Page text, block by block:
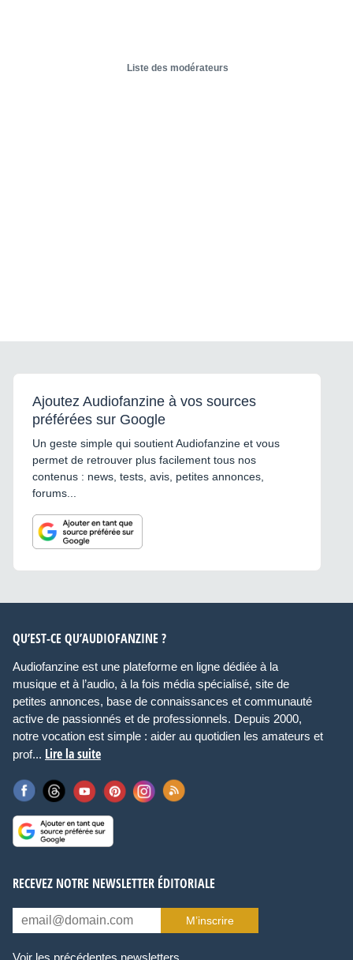
Liste des modérateurs
Ajoutez Audiofanzine à vos sources
préférées sur Google
Un geste simple qui soutient Audiofanzine et vous
permet de retrouver plus facilement tous nos
contenus : news, tests, avis, petites annonces,
forums...
QU’EST-CE QU’AUDIOFANZINE ?
Audiofanzine est une plateforme en ligne dédiée à la
musique et à l’audio, à la fois média spécialisé, site de
petites annonces, base de connaissances et communauté
active de passionnés et de professionnels. Depuis 2000,
notre vocation est simple : aider au quotidien les amateurs et
prof... Lire la suite
RECEVEZ NOTRE NEWSLETTER ÉDITORIALE
M’inscrire
Voir les précédentes newsletters